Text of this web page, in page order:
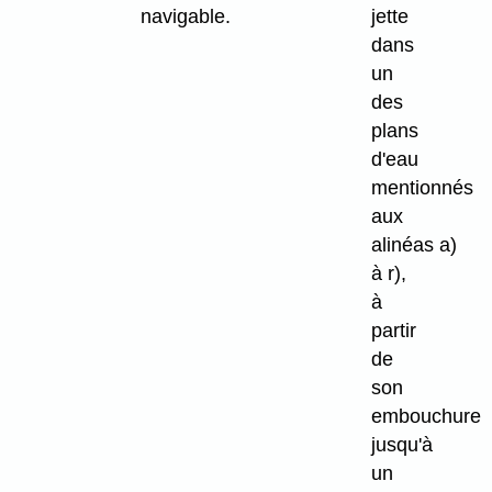
navigable.
jette
dans
un
des
plans
d'eau
mentionnés
aux
alinéas a)
à r),
à
partir
de
son
embouchure
jusqu'à
un